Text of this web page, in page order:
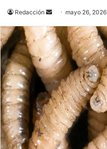
Redacción
Send
email
mayo 26, 2026